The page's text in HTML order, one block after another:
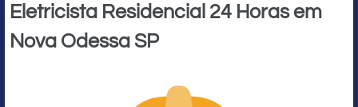
Eletricista Residencial 24 Horas em
Nova Odessa SP